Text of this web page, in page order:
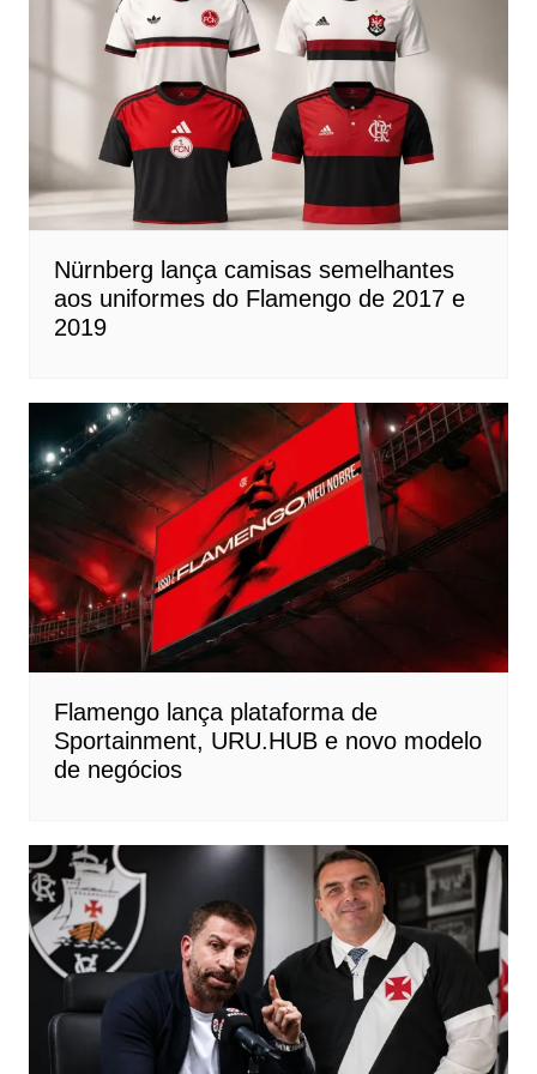
Nürnberg lança camisas semelhantes
aos uniformes do Flamengo de 2017 e
2019
Flamengo lança plataforma de
Sportainment, URU.HUB e novo modelo
de negócios